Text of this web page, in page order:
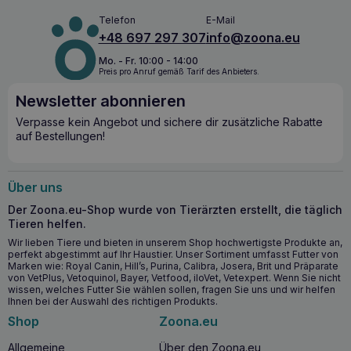
natürliche Bedürfnis zu kauen und zu beißen, was sich
positiv auf die Mundgesundheit Ihres Hundes auswirkt. Die
handwerkliche Verarbeitung des Fleisches sorgt dafür,
dass der volle Geschmack und Nährwert erhalten bleibt, so
dass keine künstlichen Konservierungsstoffe verwendet
werden müssen.
Wichtige gesundheitliche Vorteile
Befriedigt das natürliche Kaubedürfnis und hilft, Zähne
und Zahnfleisch gesund zu erhalten.
Hergestellt aus 100% hochwertigem Rindfleisch von
polnischen Bauernhöfen.
Natürliche Zusammensetzung ohne künstliche
Konservierungsstoffe dank der handwerklichen
Verarbeitung.
Ab wann ist es sinnvoll, BULT Rinderpansen-
Telefon
+48 697 297 307
E-Mail
info@zoona.eu
Mo. - Fr. 10:00 - 14:00
Preis pro Anruf gemäß Tarif des Anbieters.
Newsletter abonnieren
Verpasse kein Angebot und sichere dir zusätzliche Rabatte
auf Bestellungen!
Über uns
Der Zoona.eu-Shop wurde von Tierärzten erstellt, die täglich
Tieren helfen.
Wir lieben Tiere und bieten in unserem Shop hochwertigste Produkte an,
perfekt abgestimmt auf Ihr Haustier. Unser Sortiment umfasst Futter von
Marken wie: Royal Canin, Hill’s, Purina, Calibra, Josera, Brit und Präparate
von VetPlus, Vetoquinol, Bayer, Vetfood, iloVet, Vetexpert. Wenn Sie nicht
wissen, welches Futter Sie wählen sollen, fragen Sie uns und wir helfen
Ihnen bei der Auswahl des richtigen Produkts.
Shop
Allgemeine
Zoona.eu
Über den Zoona.eu